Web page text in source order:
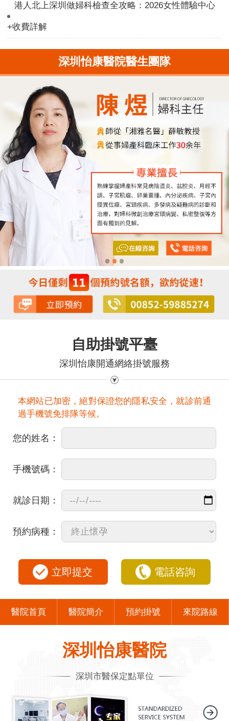
港人北上深圳做婦科檢查全攻略：2026女性體驗中心
+收費詳解
深圳怡康醫院醫生團隊
自助掛號平臺
深圳怡康開通網絡掛號服務
本網站已加密，絕對保證您的隱私安全，就診前通
過手機號免排隊等候。
您的姓名：
手機號碼：
就診日期：
預約病種：
立即提交 電話咨詢
醫院首頁 醫院簡介 預約掛號 來院路線
深圳怡康醫院
深圳市醫保定點單位